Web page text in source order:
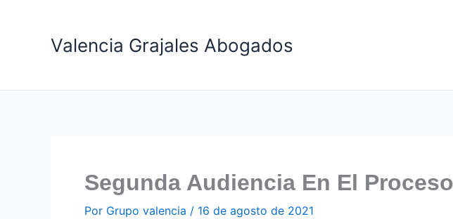
contenidoValencia Grajales Abogados
Segunda Audiencia En El
Por Grupo valencia / 16 de agosto de 2021